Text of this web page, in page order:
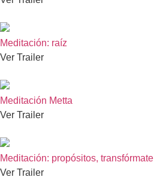
Meditación: raíz
Ver Trailer
Meditación Metta
Ver Trailer
Meditación: propósitos, transfórmate
Ver Trailer